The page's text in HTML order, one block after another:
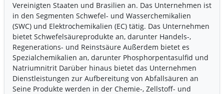
Vereinigten Staaten und Brasilien an. Das Unternehmen ist
in den Segmenten Schwefel- und Wasserchemikalien
(SWC) und Elektrochemikalien (EC) tätig. Das Unternehmen
bietet Schwefelsäureprodukte an, darunter Handels-,
Regenerations- und Reinstsäure Außerdem bietet es
Spezialchemikalien an, darunter Phosphorpentasulfid und
Natriumnitrit Darüber hinaus bietet das Unternehmen
Dienstleistungen zur Aufbereitung von Abfallsäuren an
Seine Produkte werden in der Chemie-, Zellstoff- und